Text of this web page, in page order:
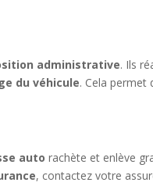
administrative. Ils
du véhicule. Cela permet
auto rachète et enlève
, contactez votre